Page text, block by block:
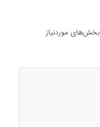
بخش‌های موردنیاز